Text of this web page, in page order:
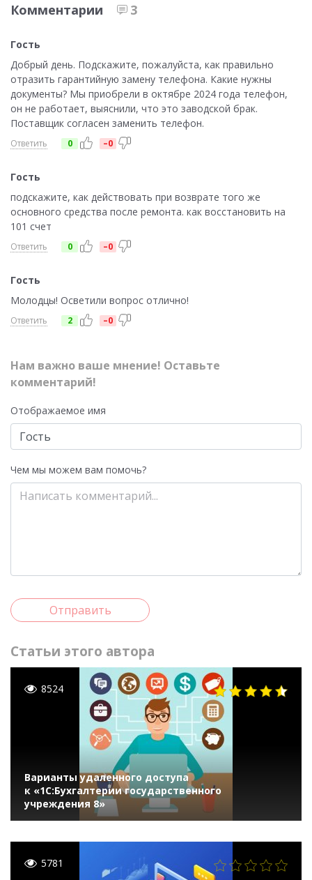
Комментарии 3
Гость
Добрый день. Подскажите, пожалуйста, как правильно
отразить гарантийную замену телефона. Какие нужны
документы? Мы приобрели в октябре 2024 года телефон,
он не работает, выяснили, что это заводской брак.
Поставщик согласен заменить телефон.
Ответить 0 –0
Гость
подскажите, как действовать при возврате того же
основного средства после ремонта. как восстановить на
101 счет
Ответить 0 –0
Гость
Молодцы! Осветили вопрос отлично!
Ответить 2 –0
Нам важно ваше мнение! Оставьте
комментарий!
Отображаемое имя
Чем мы можем вам помочь?
Отправить
Статьи этого автора
8524
Варианты удаленного доступа
к «1С:Бухгалтерии государственного
учреждения 8»
5781